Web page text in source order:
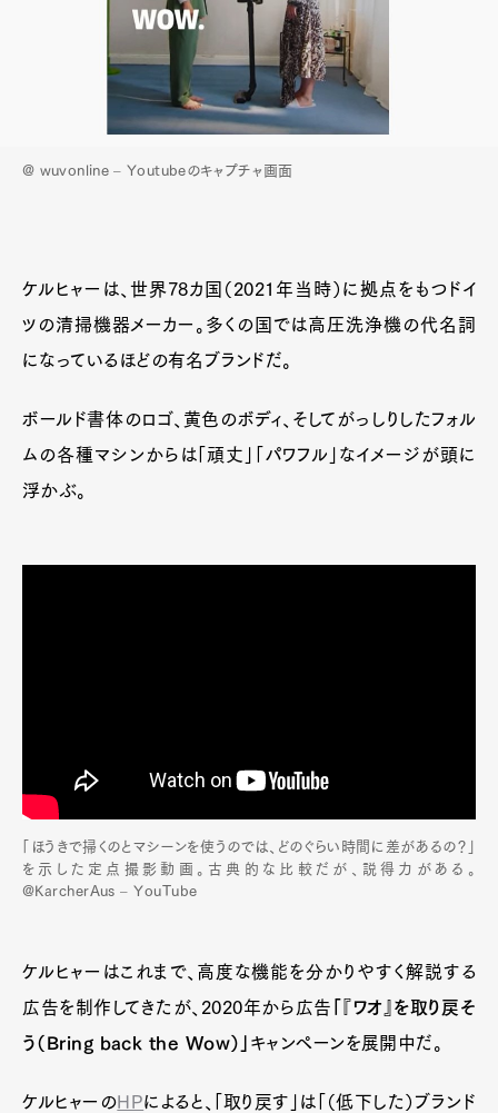
@ wuvonline – Youtubeのキャプチャ画面
ケルヒャーは、世界78カ国（2021年当時）に拠点をもつドイ
ツの清掃機器メーカー。多くの国では高圧洗浄機の代名詞
になっているほどの有名ブランドだ。
ボールド書体のロゴ、黄色のボディ、そしてがっしりしたフォル
ムの各種マシンからは「頑丈」「パワフル」なイメージが頭に
浮かぶ。
「ほうきで掃くのとマシーンを使うのでは、どのぐらい時間に差があるの？」
を示した定点撮影動画。古典的な比較だが、説得力がある。
@KarcherAus – YouTube
ケルヒャーはこれまで、高度な機能を分かりやすく解説する
広告を制作してきたが、2020年から広告
「『ワオ』を取り戻そ
う（Bring back the Wow）」 キャンペーンを展開中だ。
ケルヒャーのHPによると、「取り戻す」は「（低下した）ブランド